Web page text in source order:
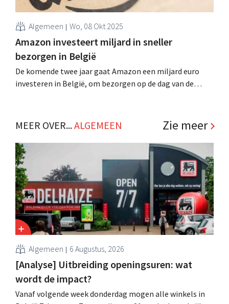
Algemeen Wo, 08 Okt 2025
Amazon investeert miljard in sneller
bezorgen in België
De komende twee jaar gaat Amazon een miljard euro
investeren in België, om bezorgen op de dag van de
MEER OVER...ALGEMEEN Zie meer
Algemeen 6 Augustus, 2026
[Analyse] Uitbreiding openingsuren: wat
wordt de impact?
Vanaf volgende week donderdag mogen alle winkels in